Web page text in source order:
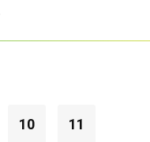
10 11